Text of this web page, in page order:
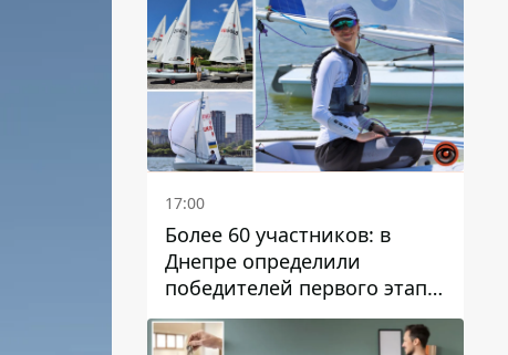
затруднено
17:00
Более 60 участников: в
Днепре определили
победителей первого этапа
Кубка Украины по
парусному спорту